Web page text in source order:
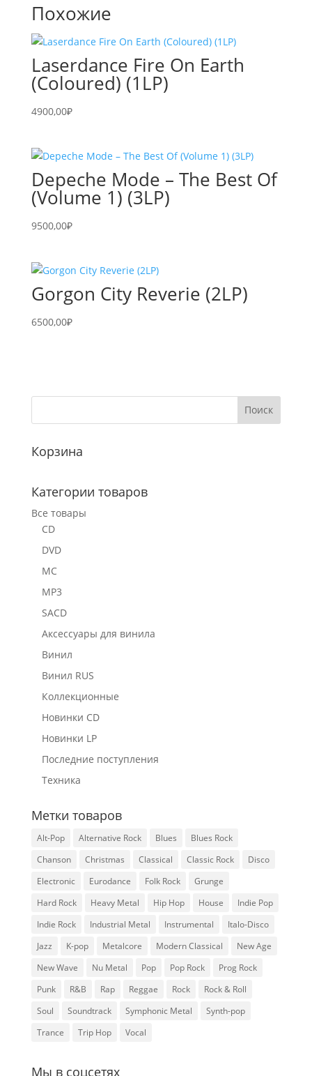
Похожие
Laserdance Fire On Earth
(Coloured) (1LP)
4900,00₽
Depeche Mode – The Best Of
(Volume 1) (3LP)
9500,00₽
Gorgon City Reverie (2LP)
6500,00₽
Корзина
Категории товаров
Все товары
CD
DVD
MC
MP3
SACD
Аксессуары для винила
Винил
Винил RUS
Коллекционные
Новинки CD
Новинки LP
Последние поступления
Техника
Метки товаров
Alt-Pop Alternative Rock Blues
Blues Rock
Chanson
Christmas Classical Classic Rock
Disco
Electronic
Eurodance Folk Rock
Grunge
Hard Rock
Heavy Metal Hip Hop House
Indie Pop
Indie Rock
Industrial Metal Instrumental
Italo-Disco
Jazz
K-pop Metalcore Modern Classical
New Age
New Wave
Nu Metal Pop Pop Rock
Prog Rock
Punk
R&B Rap Reggae Rock
Rock & Roll
Soul
Soundtrack Symphonic Metal
Synth-pop
Trance
Trip Hop Vocal
Мы в соцсетях